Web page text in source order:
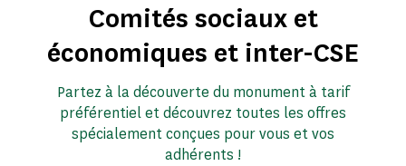
Comités sociaux et
économiques et inter-CSE
Partez à la découverte du monument à tarif
préférentiel et découvrez toutes les offres
spécialement conçues pour vous et vos
adhérents !